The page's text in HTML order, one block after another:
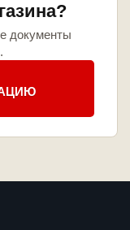
документы